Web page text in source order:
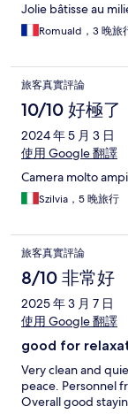
Jolie bâtisse au
Romuald，3 晚旅
旅客真實評論
10/10 好極了
2024 年 5 月 3 日
使用 Google 翻譯
Camera molto
Szilvia，5 晚旅行
旅客真實評論
8/10 非常好
2025 年 3 月 7 日
使用 Google 翻譯
good for
Very clean and
peace. Personnel
Overall good